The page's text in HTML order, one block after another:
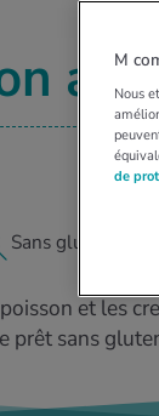
Sans gluten
et les
prêt sans
M
Nous
de